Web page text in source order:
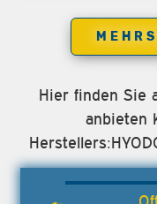
Hier finden Sie
anbieten